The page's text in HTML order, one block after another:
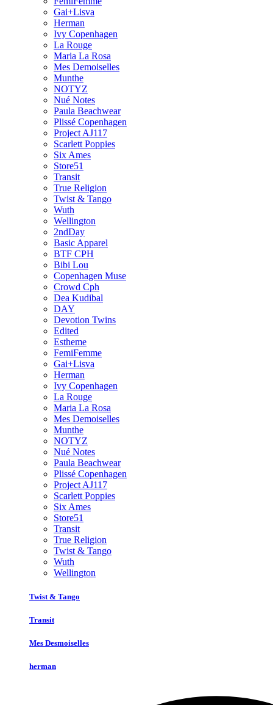
Gai+Lisva
Herman
Ivy Copenhagen
La Rouge
Maria La Rosa
Mes Demoiselles
Munthe
NOTYZ
Nué Notes
Paula Beachwear
Plissé Copenhagen
Project AJ117
Scarlett Poppies
Six Ames
Store51
Transit
True Religion
Twist & Tango
Wuth
Wellington
2ndDay
Basic Apparel
BTF CPH
Bibi Lou
Copenhagen Muse
Crowd Cph
Dea Kudibal
DAY
Devotion Twins
Edited
Estheme
FemiFemme
Gai+Lisva
Herman
Ivy Copenhagen
La Rouge
Maria La Rosa
Mes Demoiselles
Munthe
NOTYZ
Nué Notes
Paula Beachwear
Plissé Copenhagen
Project AJ117
Scarlett Poppies
Six Ames
Store51
Transit
True Religion
Twist & Tango
Wuth
Wellington
Twist & Tango
Transit
Mes Desmoiselles
herman